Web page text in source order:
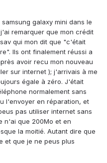
galaxy mini dans le
remarquer que mon crédit
qui mon dit que "c'était
Ils ont finalement réussi a
avoir recu mon nouveau
sur internet ); j'arrivais à me
égale à zéro. J'était
normalement sans
l'envoyer en réparation, et
pas utiliser internet sans
n'ai que 200Mo et en
la moitié. Autant dire que
et que je ne peus plus